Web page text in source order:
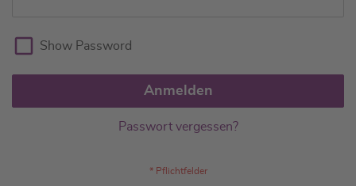
Show Password
Anmelden
Passwort vergessen?